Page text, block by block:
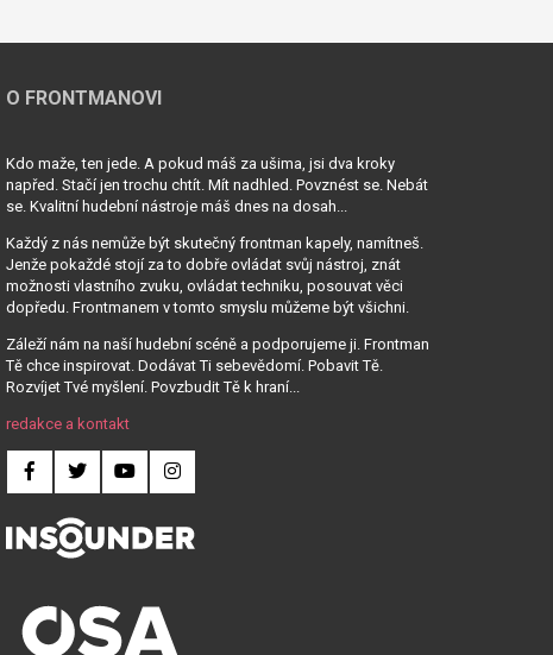
O FRONTMANOVI
Kdo maže, ten jede. A pokud máš za ušima, jsi dva kroky
napřed. Stačí jen trochu chtít. Mít nadhled. Povznést se. Nebát
se. Kvalitní hudební nástroje máš dnes na dosah...
Každý z nás nemůže být skutečný frontman kapely, namítneš.
Jenže pokaždé stojí za to dobře ovládat svůj nástroj, znát
možnosti vlastního zvuku, ovládat techniku, posouvat věci
dopředu. Frontmanem v tomto smyslu můžeme být všichni.
Záleží nám na naší hudební scéně a podporujeme ji. Frontman
Tě chce inspirovat. Dodávat Ti sebevědomí. Pobavit Tě.
Rozvíjet Tvé myšlení. Povzbudit Tě k hraní...
redakce a kontakt